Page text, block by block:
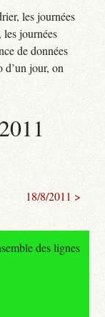
les journées
journées
de données
d’un jour, on
18/8/2011 >
des lignes